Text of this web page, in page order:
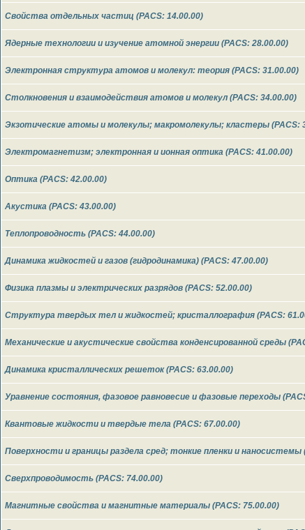
Свойства отдельных частиц (PACS: 14.00.00)
Ядерные технологии и изучение атомной энергии (PACS: 28.00.00)
Электронная структура атомов и молекул: теория (PACS: 31.00.00)
Столкновения и взаимодействия атомов и молекул (PACS: 34.00.00)
Экзотические атомы и молекулы; макромолекулы; кластеры (PACS:
Электромагнетизм; электронная и ионная оптика (PACS: 41.00.00)
Оптика (PACS: 42.00.00)
Акустика (PACS: 43.00.00)
Теплопроводность (PACS: 44.00.00)
Динамика жидкостей и газов (гидродинамика) (PACS: 47.00.00)
Физика плазмы и электрических разрядов (PACS: 52.00.00)
Структура твердых тел и жидкостей; кристаллография (PACS:
Механические и акустические свойства конденсированной среды
Динамика кристаллических решеток (PACS: 63.00.00)
Уравнение состояния, фазовое равновесие и фазовые переходы
Квантовые жидкости и твердые тела (PACS: 67.00.00)
Поверхности и границы раздела сред; тонкие пленки и наносистемы
Cверхпроводимость (PACS: 74.00.00)
Магнитные свойства и магнитные материалы (PACS: 75.00.00)